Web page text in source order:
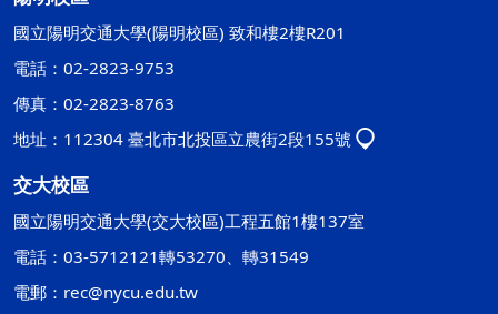
國立陽明交通大學(陽明校區) 致和樓2樓R201
電話：02-2823-9753
傳真：02-2823-8763
地址：112304 臺北市北投區立農街2段155號
交大校區
國立陽明交通大學(交大校區)工程五館1樓137室
電話：03-5712121轉53270、轉31549
電郵： rec@nycu.edu.tw